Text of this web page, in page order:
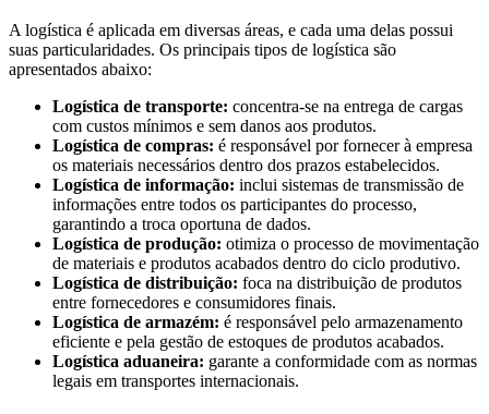
A logística é aplicada em diversas áreas, e cada uma delas possui
suas particularidades. Os principais tipos de logística são
apresentados abaixo:
Logística de transporte: concentra-se na entrega de cargas
com custos mínimos e sem danos aos produtos.
Logística de compras: é responsável por fornecer à empresa
os materiais necessários dentro dos prazos estabelecidos.
Logística de informação: inclui sistemas de transmissão de
informações entre todos os participantes do processo,
garantindo a troca oportuna de dados.
Logística de produção: otimiza o processo de movimentação
de materiais e produtos acabados dentro do ciclo produtivo.
Logística de distribuição: foca na distribuição de produtos
entre fornecedores e consumidores finais.
Logística de armazém: é responsável pelo armazenamento
eficiente e pela gestão de estoques de produtos acabados.
Logística aduaneira: garante a conformidade com as normas
legais em transportes internacionais.